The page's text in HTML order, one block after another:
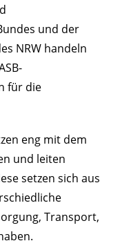
und der
NRW handeln
für die
eng mit dem
und leiten
setzen sich aus
Transport,